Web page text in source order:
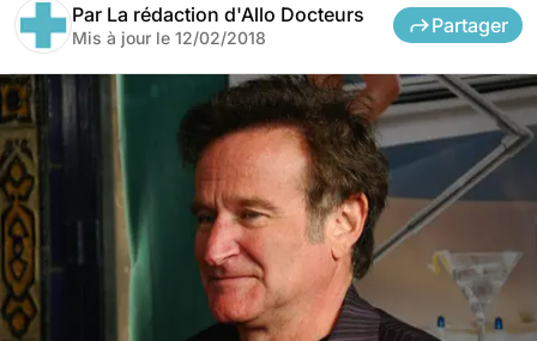
Par La rédaction d'Allo Docteurs
Mis à jour le 12/02/2018
Partager